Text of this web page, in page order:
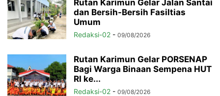
Rutan Karimun Gelar Jalan Santai
dan Bersih-Bersih Fasiltias
Umum
Redaksi-02 - 09/08/2026
Rutan Karimun Gelar PORSENAP
Bagi Warga Binaan Sempena HUT
RI ke...
Redaksi-02 - 09/08/2026